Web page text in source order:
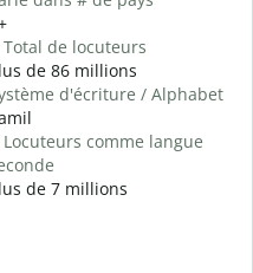
de locuteurs
de 86 millions
d'écriture / Alphabet
comme langue
de 7 millions